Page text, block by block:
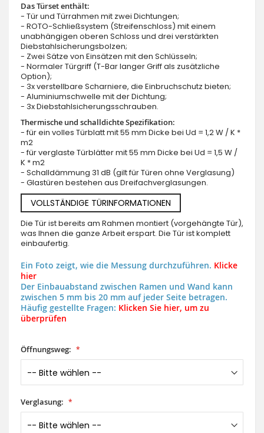
Das Türset enthält:
- Tür und Türrahmen mit zwei Dichtungen;
- ROTO-Schließsystem (Streifenschloss) mit einem
unabhängigen oberen Schloss und drei verstärkten
Diebstahlsicherungsbolzen;
- Zwei Sätze von Einsätzen mit den Schlüsseln;
- Normaler Türgriff (T-Bar langer Griff als zusätzliche
Option);
- 3x verstellbare Scharniere, die Einbruchschutz bieten;
- Aluminiumschwelle mit der Dichtung;
- 3x Diebstahlsicherungsschrauben.
Thermische und schalldichte Spezifikation:
- für ein volles Türblatt mit 55 mm Dicke bei Ud = 1,2 W / K *
m2
- für verglaste Türblätter mit 55 mm Dicke bei Ud = 1,5 W /
K * m2
- Schalldämmung 31 dB (gilt für Türen ohne Verglasung)
- Glastüren bestehen aus Dreifachverglasungen.
VOLLSTÄNDIGE TÜRINFORMATIONEN
Die Tür ist bereits am Rahmen montiert (vorgehängte Tür),
was Ihnen die ganze Arbeit erspart. Die Tür ist komplett
einbaufertig.
Ein Foto zeigt, wie die Messung durchzuführen. Klicke
hier
Der Einbauabstand zwischen Ramen und Wand kann
zwischen 5 mm bis 20 mm auf jeder Seite betragen.
Häufig gestellte Fragen: Klicken Sie hier, um zu
überprüfen
Öffnungsweg:
Verglasung: